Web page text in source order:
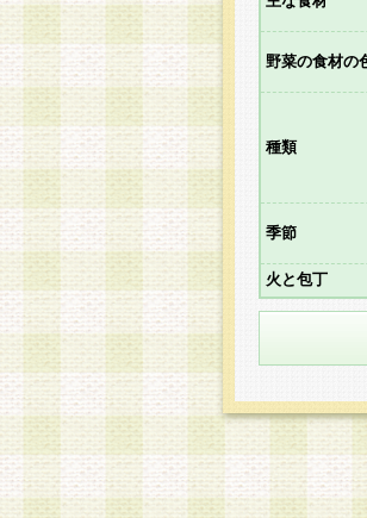
野菜の食材の
種類
季節
火と包丁